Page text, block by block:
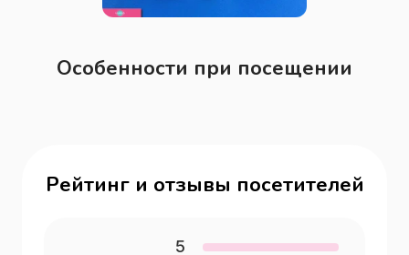
Особенности при посещении
Рейтинг и отзывы посетителей
5